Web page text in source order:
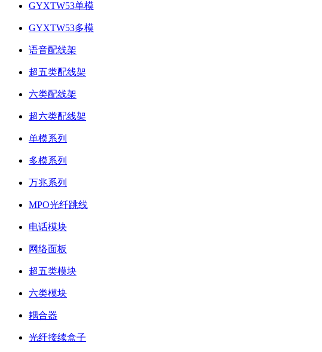
GYXTW53单模
GYXTW53多模
语音配线架
超五类配线架
六类配线架
超六类配线架
单模系列
多模系列
万兆系列
MPO光纤跳线
电话模块
网络面板
超五类模块
六类模块
耦合器
光纤接续盒子